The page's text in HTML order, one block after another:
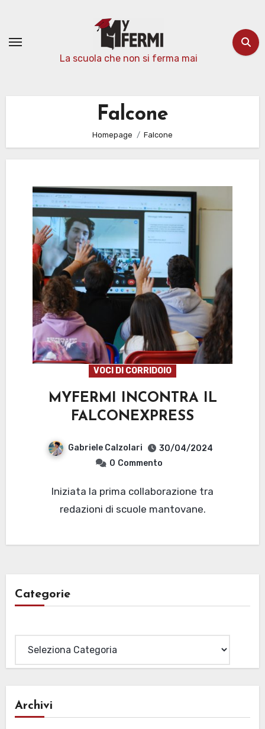
contenuto
La scuola che non si ferma mai
Falcone
Homepage Falcone
VOCI DI CORRIDOIO
MYFERMI INCONTRA IL
FALCONEXPRESS
Gabriele Calzolari
30/04/2024
0 Commento
Iniziata la prima collaborazione tra
redazioni di scuole mantovane.
Categorie
Archivi